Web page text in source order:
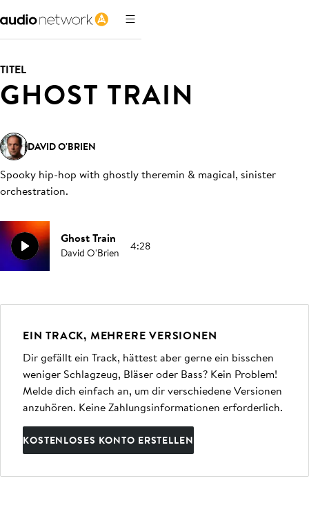
TITEL
GHOST TRAIN
DAVID O'BRIEN
Spooky hip-hop with ghostly theremin & magical, sinister
orchestration.
Ghost Train
David O'Brien 4:28
EIN TRACK, MEHRERE VERSIONEN
Dir gefällt ein Track, hättest aber gerne ein bisschen
weniger Schlagzeug, Bläser oder Bass? Kein Problem!
Melde dich einfach an, um dir verschiedene Versionen
anzuhören. Keine Zahlungsinformationen erforderlich.
KOSTENLOSES KONTO ERSTELLEN